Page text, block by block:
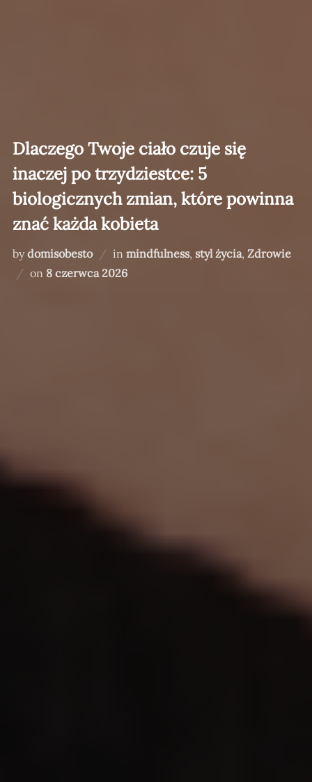
Dlaczego Twoje ciało czuje się
inaczej po trzydziestce: 5
biologicznych zmian, które powinna
znać każda kobieta
bydomisobesto in mindfulness, styl życia, Zdrowie
on Posted
8 czerwca 2026